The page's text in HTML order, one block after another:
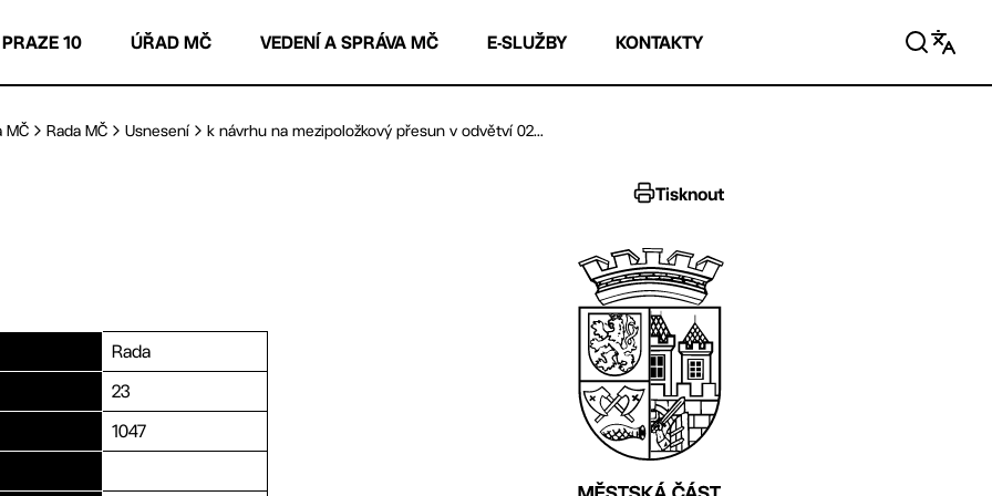
10 ÚŘAD MČ VEDENÍ A SPRÁVA MČ E-SLUŽBY KONTAKTY
MČ Rada MČ Usnesení k návrhu na mezipoložkový přesun v odvětví 02...
Tisknout
Rada
23
1047